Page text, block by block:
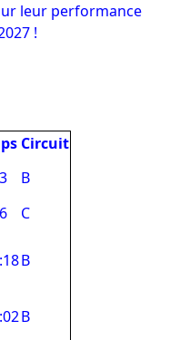
leur performance
!
Circuit
B
C
B
B